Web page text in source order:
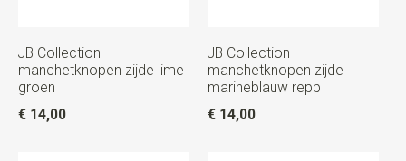
JB Collection
manchetknopen zijde lime
groen
€ 14,00
JB Collection
manchetknopen zijde
marineblauw repp
€ 14,00